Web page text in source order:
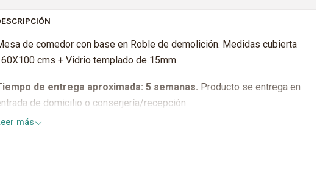
de comedor con base en Roble de demolición. Medidas cubierta
cms + Vidrio templado de 15mm.
de entrega aproximada: 5 semanas. Producto se entrega en
de domicilio o conserjería/recepción.
más